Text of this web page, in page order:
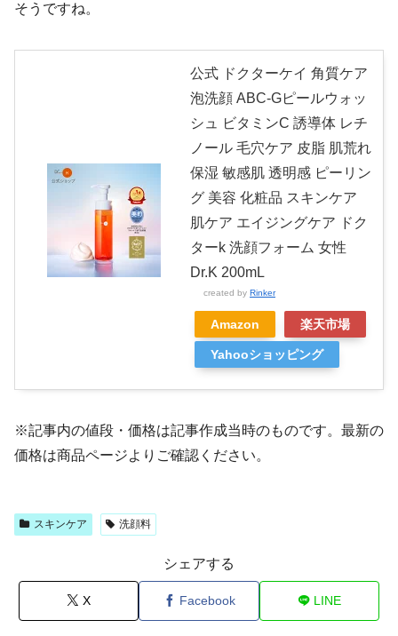
そうですね。
公式 ドクターケイ 角質ケア
泡洗顔 ABC-Gピールウォッ
シュ ビタミンC 誘導体 レチ
ノール 毛穴ケア 皮脂 肌荒れ
保湿 敏感肌 透明感 ピーリン
グ 美容 化粧品 スキンケア
肌ケア エイジングケア ドク
ターk 洗顔フォーム 女性
Dr.K 200mL
created by Rinker
Amazon 楽天市場
Yahooショッピング
※記事内の値段・価格は記事作成当時のものです。最新の
価格は商品ページよりご確認ください。
スキンケア 洗顔料
シェアする
X Facebook LINE